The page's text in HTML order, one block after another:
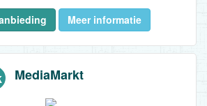
Meer informatie
MediaMarkt